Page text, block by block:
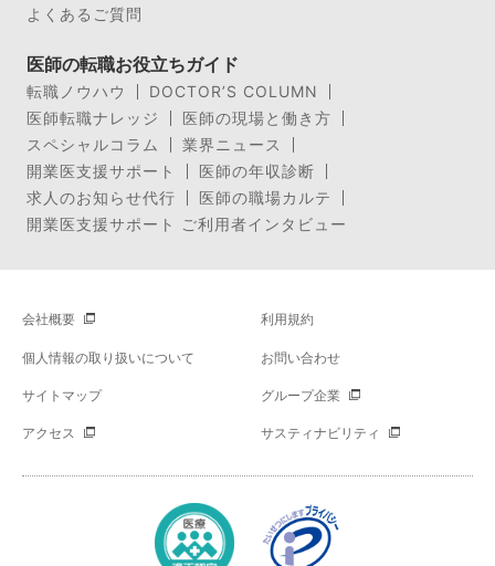
よくあるご質問
医師の転職お役立ちガイド
転職ノウハウ
DOCTOR’S COLUMN
医師転職ナレッジ
医師の現場と働き方
スペシャルコラム
業界ニュース
開業医支援サポート
医師の年収診断
求人のお知らせ代行
医師の職場カルテ
開業医支援サポート ご利用者インタビュー
会社概要 利用規約
個人情報の取り扱いについて お問い合わせ
サイトマップ グループ企業
アクセス サスティナビリティ